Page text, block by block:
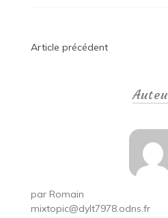
Navigation
Article précédent
par Romain
mixtopic@dylt7978.odns.fr